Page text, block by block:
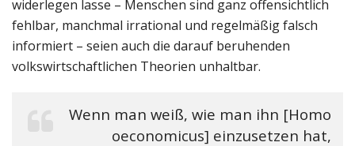
widerlegen lasse – Menschen sind ganz offensichtlich
fehlbar, manchmal irrational und regelmäßig falsch
informiert – seien auch die darauf beruhenden
volkswirtschaftlichen Theorien unhaltbar.
Wenn man weiß, wie man ihn [Homo
oeconomicus] einzusetzen hat,